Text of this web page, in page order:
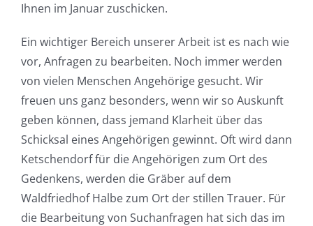
Ihnen im Januar zuschicken.
Ein wichtiger Bereich unserer Arbeit ist es nach wie
vor, Anfragen zu bearbeiten. Noch immer werden
von vielen Menschen Angehörige gesucht. Wir
freuen uns ganz besonders, wenn wir so Auskunft
geben können, dass jemand Klarheit über das
Schicksal eines Angehörigen gewinnt. Oft wird dann
Ketschendorf für die Angehörigen zum Ort des
Gedenkens, werden die Gräber auf dem
Waldfriedhof Halbe zum Ort der stillen Trauer. Für
die Bearbeitung von Suchanfragen hat sich das im